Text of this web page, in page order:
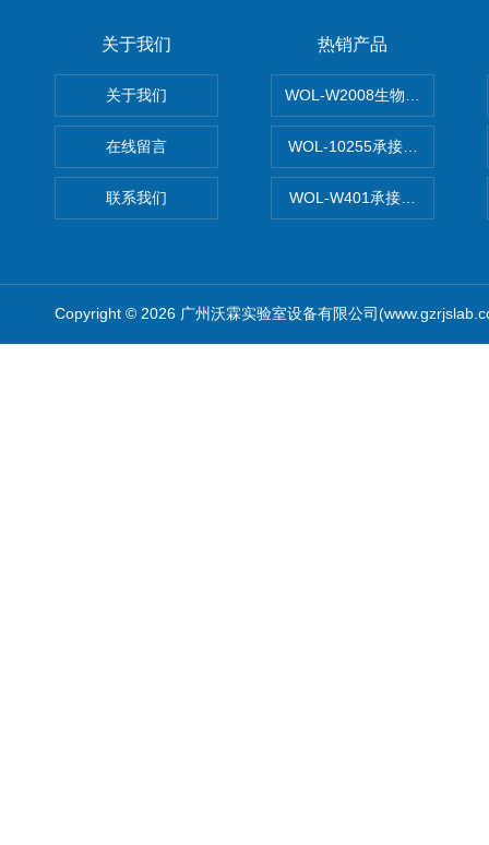
关于我们
关于我们
在线留言
联系我们
热销产品
WOL-W2008生物制药GMP
WOL-10255承接清远电子
WOL-W401承接食品QS认
Copyright © 2026 广州沃霖实验室设备有限公司